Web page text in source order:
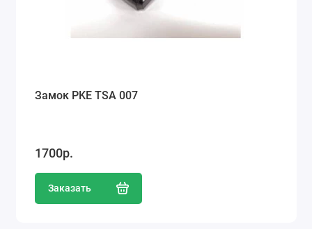
Замок PKE TSA 007
1700р.
Заказать